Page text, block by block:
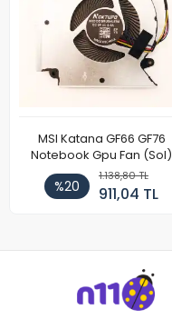
MSI Katana GF66 GF76
Notebook Gpu Fan (Sol)
%20
1.138,80 TL
911,04 TL